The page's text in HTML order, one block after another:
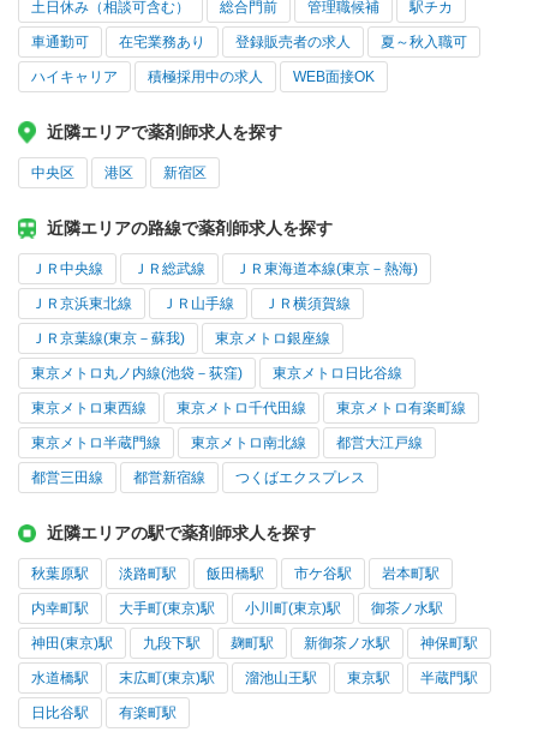
土日休み（相談可含む） 総合門前 管理職候補 駅チカ
車通勤可 在宅業務あり 登録販売者の求人 夏～秋入職可
ハイキャリア 積極採用中の求人 WEB面接OK
近隣エリアで薬剤師求人を探す
中央区 港区 新宿区
近隣エリアの路線で薬剤師求人を探す
ＪＲ中央線 ＪＲ総武線 ＪＲ東海道本線(東京－熱海)
ＪＲ京浜東北線 ＪＲ山手線 ＪＲ横須賀線
ＪＲ京葉線(東京－蘇我) 東京メトロ銀座線
東京メトロ丸ノ内線(池袋－荻窪) 東京メトロ日比谷線
東京メトロ東西線 東京メトロ千代田線 東京メトロ有楽町線
東京メトロ半蔵門線 東京メトロ南北線 都営大江戸線
都営三田線 都営新宿線 つくばエクスプレス
近隣エリアの駅で薬剤師求人を探す
秋葉原駅 淡路町駅 飯田橋駅 市ケ谷駅 岩本町駅
内幸町駅 大手町(東京)駅 小川町(東京)駅 御茶ノ水駅
神田(東京)駅 九段下駅 麹町駅 新御茶ノ水駅 神保町駅
水道橋駅 末広町(東京)駅 溜池山王駅 東京駅 半蔵門駅
日比谷駅 有楽町駅